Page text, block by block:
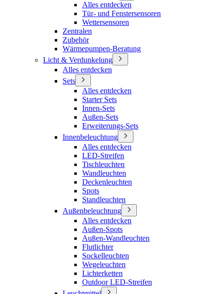
Alles entdecken
Tür- und Fenstersensoren
Wettersensoren
Zentralen
Zubehör
Wärmepumpen-Beratung
Licht & Verdunkelung
Alles entdecken
Sets
Alles entdecken
Starter Sets
Innen-Sets
Außen-Sets
Erweiterungs-Sets
Innenbeleuchtung
Alles entdecken
LED-Streifen
Tischleuchten
Wandleuchten
Deckenleuchten
Spots
Standleuchten
Außenbeleuchtung
Alles entdecken
Außen-Spots
Außen-Wandleuchten
Flutlichter
Sockelleuchten
Wegeleuchten
Lichterketten
Outdoor LED-Streifen